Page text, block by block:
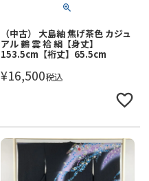
（中古） 大島紬 焦げ茶色 カジュ
アル 鶴 雲 袷 絹【身丈】
153.5cm【裄丈】65.5cm
¥16,500税込